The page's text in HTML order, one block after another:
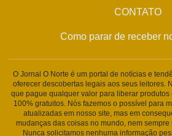
CONTATO
Como parar de receber
O Jornal O Norte é um portal de notícias e
oferecer descobertas legais aos seus leitores.
que pague qualquer valor para liberar produtos
100% gratuitos. Nós fazemos o possível para
atualizadas em nosso site, mas em
mudanças das coisas no mundo, nem
Nunca solicitamos nenhuma informação